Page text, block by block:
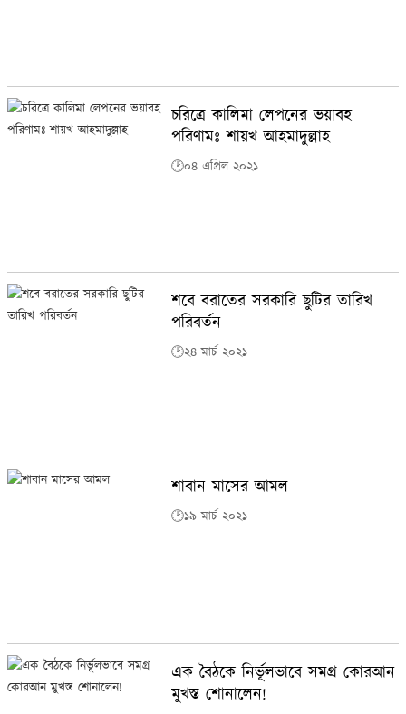
চরিত্রে কালিমা লেপনের ভয়াবহ
পরিণামঃ শায়খ আহমাদুল্লাহ
🕑০৪ এপ্রিল ২০২১
শবে বরাতের সরকারি ছুটির তারিখ
পরিবর্তন
🕑২৪ মার্চ ২০২১
শাবান মাসের আমল
🕑১৯ মার্চ ২০২১
এক বৈঠকে নির্ভূলভাবে সমগ্র কোরআন
মুখস্ত শোনালেন!